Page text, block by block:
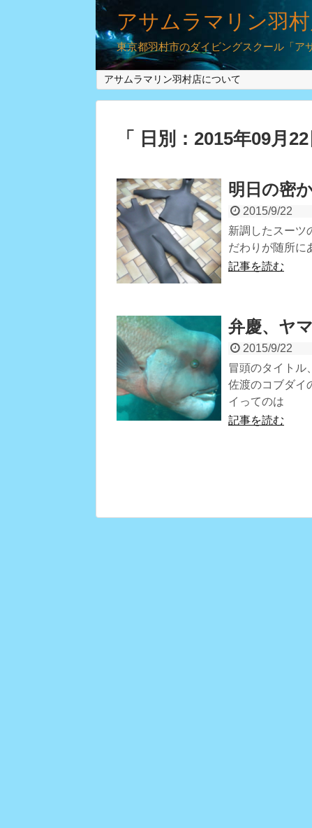
アサムラマリン羽
東京都羽村市のダイビングスクール「ア
アサムラマリン羽村店について
「 日別：2015年09月
明日の密
2015/9/22
新調したスーツ
だわりが随所に
記事を読む
弁慶、ヤ
2015/9/22
冒頭のタイトル
佐渡のコブダイ
イってのは
記事を読む